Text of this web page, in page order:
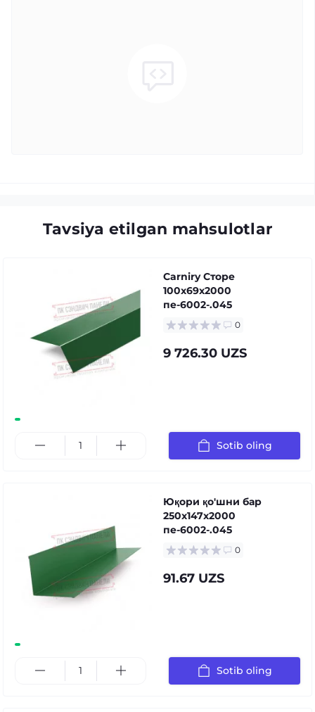
Tavsiya etilgan mahsulotlar
Carniry Сторе
100x69x2000
пе-6002-.045
0
9 726.30 UZS
Sotib oling
Юқори қо'шни бар
250x147x2000
пе-6002-.045
0
91.67 UZS
Sotib oling